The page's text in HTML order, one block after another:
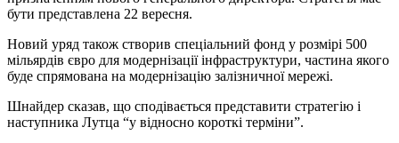
бути представлена 22 вересня.
Новий уряд також створив спеціальний фонд у розмірі 500
мільярдів євро для модернізації інфраструктури, частина якого
буде спрямована на модернізацію залізничної мережі.
Шнайдер сказав, що сподівається представити стратегію і
наступника Лутца “у відносно короткі терміни”.